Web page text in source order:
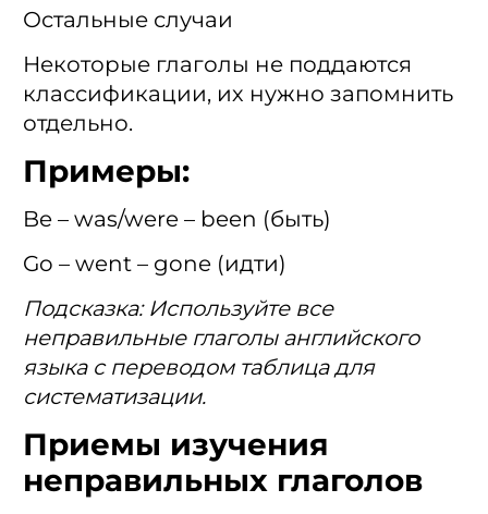
Остальные случаи
Некоторые глаголы не поддаются
классификации, их нужно запомнить
отдельно.
Примеры:
Be – was/were – been (быть)
Go – went – gone (идти)
Подсказка: Используйте все
неправильные глаголы английского
языка с переводом таблица для
систематизации.
Приемы изучения
неправильных глаголов